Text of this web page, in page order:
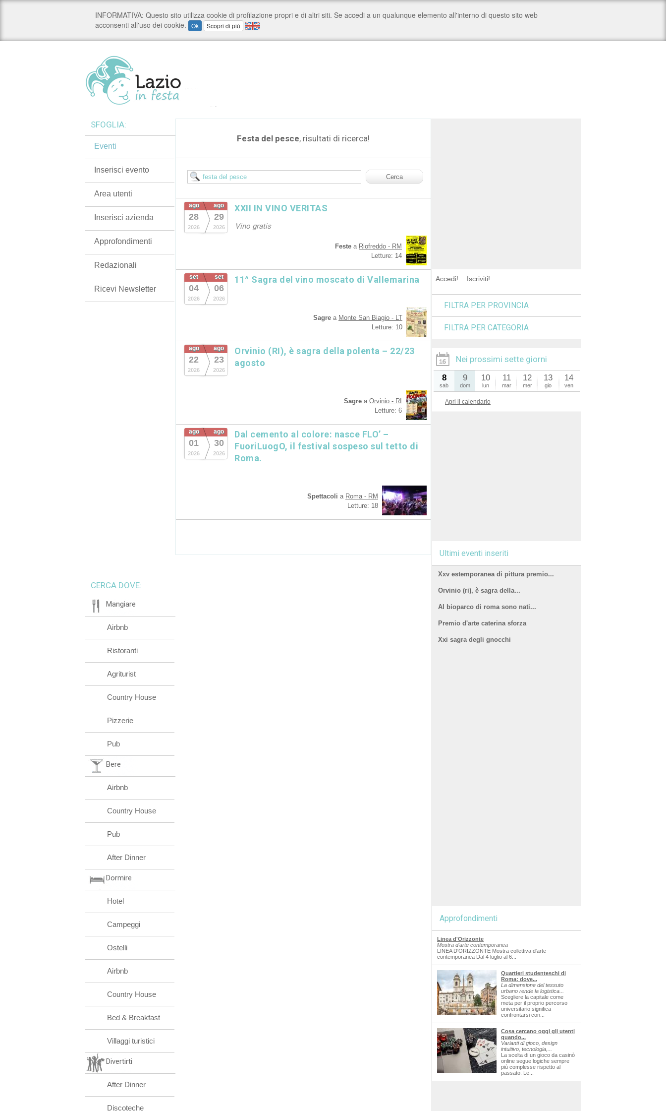
Festa del pesce, risultati di ricerca!
ago
28
2026
ago
29
2026
XXII IN VINO VERITAS
Vino gratis
Feste a Riofreddo - RM
Letture: 14
set
04
2026
set
06
2026
11^ Sagra del vino moscato di Vallemarina
Sagre a Monte San Biagio - LT
Letture: 10
ago
22
2026
ago
23
2026
Orvinio (RI), è sagra della polenta – 22/23
agosto
Sagre a Orvinio - RI
Letture: 6
ago
01
2026
ago
30
2026
Dal cemento al colore: nasce FLO’ –
FuoriLuogO, il festival sospeso sul tetto di
Roma.
Spettacoli a Roma - RM
Letture: 18
SFOGLIA:
Eventi
Inserisci evento
Area utenti
Inserisci azienda
Approfondimenti
Redazionali
Ricevi Newsletter
CERCA DOVE:
Mangiare
Airbnb
Ristoranti
Agriturist
Country House
Pizzerie
Pub
Bere
Airbnb
Country House
Pub
After Dinner
Dormire
Hotel
Campeggi
Ostelli
Airbnb
Country House
Bed & Breakfast
Villaggi turistici
Divertirti
After Dinner
Discoteche
Accedi! Iscriviti!
FILTRA PER PROVINCIA
FILTRA PER CATEGORIA
Nei prossimi sette giorni
8
sab
9
dom
10
lun
11
mar
12
mer
13
gio
14
ven
Apri il calendario
Ultimi eventi inseriti
Xxv estemporanea di pittura premio...
Orvinio (ri), è sagra della...
Al bioparco di roma sono nati...
Premio d'arte caterina sforza
Xxi sagra degli gnocchi
Approfondimenti
Linea d'Orizzonte
Mostra d'arte contemporanea
LINEA D'ORIZZONTE Mostra collettiva d'arte
contemporanea Dal 4 luglio al 6...
Quartieri studenteschi di
Roma: dove...
La dimensione del tessuto
urbano rende la logistica...
Scegliere la capitale come
meta per il proprio percorso
universitario significa
confrontarsi con...
Cosa cercano oggi gli utenti
quando...
Varianti di gioco, design
intuitivo, tecnologia,...
La scelta di un gioco da casinò
online segue logiche sempre
più complesse rispetto al
passato. Le...